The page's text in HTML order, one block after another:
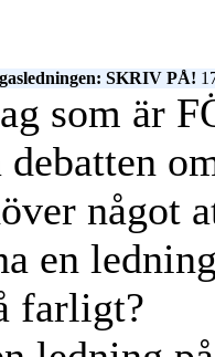
SKRIV PÅ!
som är
något
en
farligt?